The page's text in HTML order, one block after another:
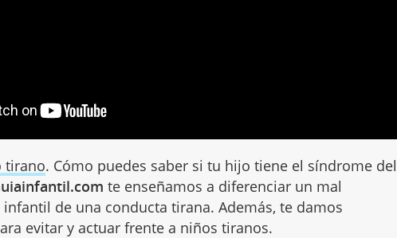
tirano. Cómo puedes saber si tu hijo tiene el síndrome del
te enseñamos a diferenciar un mal
de una conducta tirana. Además, te damos
evitar y actuar frente a niños tiranos.